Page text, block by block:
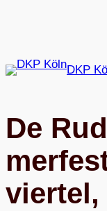
DKP
De
vier­tel,